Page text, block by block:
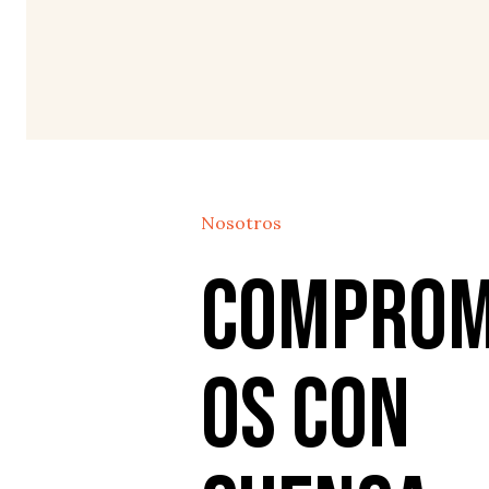
Nosotros
os con